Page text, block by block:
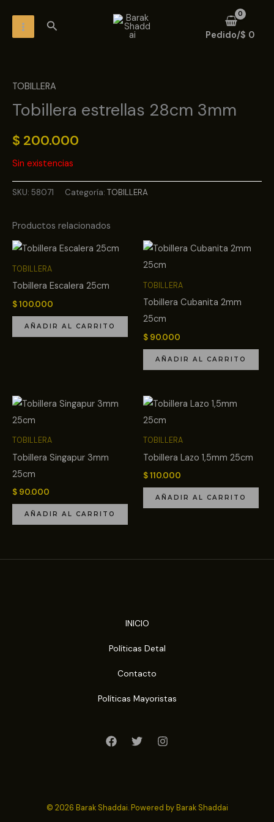
contenidoMENU
Buscar
Pedido/$ 0
TOBILLERA
Tobillera estrellas 28cm 3mm
$ 200.000
Sin existencias
SKU: 58071 Categoría: TOBILLERA
Productos relacionados
TOBILLERA
Tobillera Escalera 25cm
$100.000
AÑADIR AL CARRITO
TOBILLERA
Tobillera Cubanita 2mm
25cm
$ 90.000
AÑADIR AL CARRITO
TOBILLERA
Tobillera Singapur 3mm
25cm
$ 90.000
AÑADIR AL CARRITO
TOBILLERA
Tobillera Lazo 1,5mm 25cm
$110.000
AÑADIR AL CARRITO
INICIO
Políticas Detal
Contacto
Políticas Mayoristas
© 2026 Barak Shaddai. Powered by Barak Shaddai